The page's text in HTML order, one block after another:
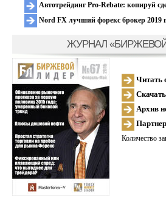
Автотрейдинг Pro-Rebate: копируй
Nord FX лучший форекс брокер 2019
ЖУРНАЛ
Читать
Архив
Количество